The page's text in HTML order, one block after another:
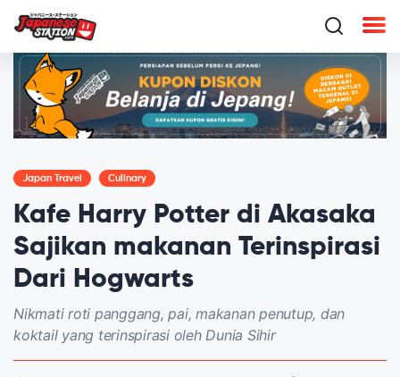
Japan Travel Culinary
Kafe Harry Potter di Akasaka
Sajikan makanan Terinspirasi
Dari Hogwarts
Nikmati roti panggang, pai, makanan penutup, dan
koktail yang terinspirasi oleh Dunia Sihir